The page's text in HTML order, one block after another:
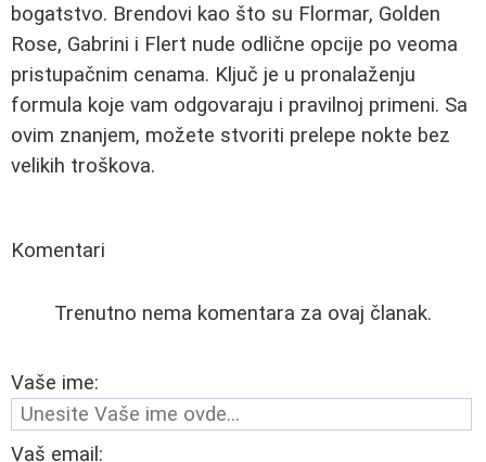
bogatstvo. Brendovi kao što su Flormar, Golden
Rose, Gabrini i Flert nude odlične opcije po veoma
pristupačnim cenama. Ključ je u pronalaženju
formula koje vam odgovaraju i pravilnoj primeni. Sa
ovim znanjem, možete stvoriti prelepe nokte bez
velikih troškova.
Komentari
Trenutno nema komentara za ovaj članak.
Vaše ime:
Vaš email: